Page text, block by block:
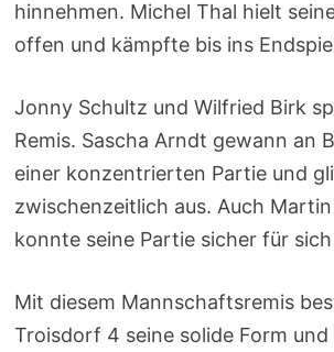
hinnehmen. Michel Thal hielt
offen und kämpfte bis ins
Jonny Schultz und Wilfried Birk
Remis. Sascha Arndt gewann an
einer konzentrierten Partie und
zwischenzeitlich aus. Auch
konnte seine Partie sicher für
Mit diesem Mannschaftsremis
Troisdorf 4 seine solide Form und